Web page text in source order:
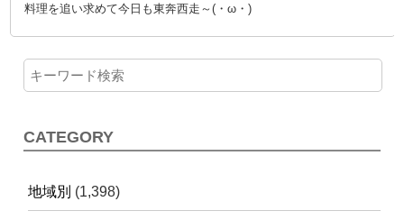
料理を追い求めて今日も東奔西走～(・ω・)
CATEGORY
地域別 (1,398)